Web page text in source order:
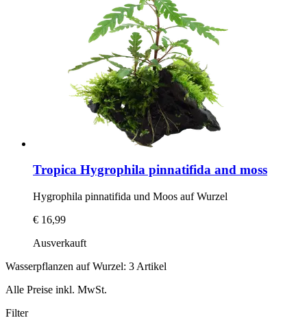
Tropica Hygrophila pinnatifida and moss
Hygrophila pinnatifida und Moos auf Wurzel
€ 16,99
Ausverkauft
Wasserpflanzen auf Wurzel: 3 Artikel
Alle Preise inkl. MwSt.
Filter